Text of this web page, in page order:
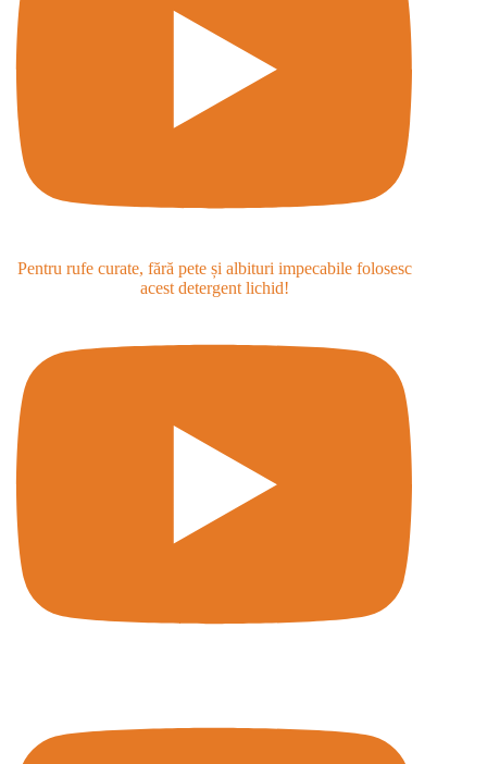
Pentru rufe curate, fără pete și albituri impecabile folosesc
acest detergent lichid!